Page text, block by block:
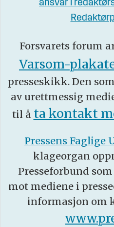
ansvar i
Forsvarets forum
Varsom-
presseskikk. Den
av urettmessig
til å ta kontakt
Pressens Faglige
klageorgan
Presseforbund
mot mediene i
informasjon om